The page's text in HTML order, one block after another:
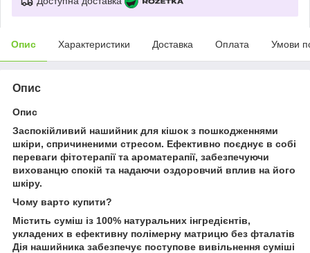
Опис Характеристики Доставка Оплата Умови
Опис
Опис
Заспокійливий нашийник для кішок з пошкодженнями
шкіри, спричиненими стресом. Ефективно поєднує в собі
переваги фітотерапії та ароматерапії, забезпечуючи
вихованцю спокій та надаючи оздоровчий вплив на його
шкіру.
Чому варто купити?
Містить суміш із 100% натуральних інгредієнтів,
укладених в ефективну полімерну матрицю без фталатів
Дія нашийника забезпечує поступове вивільнення суміші